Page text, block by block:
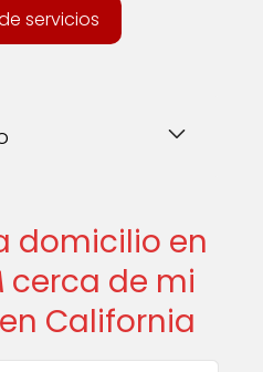
servicios
domicilio en
cerca de mi
California